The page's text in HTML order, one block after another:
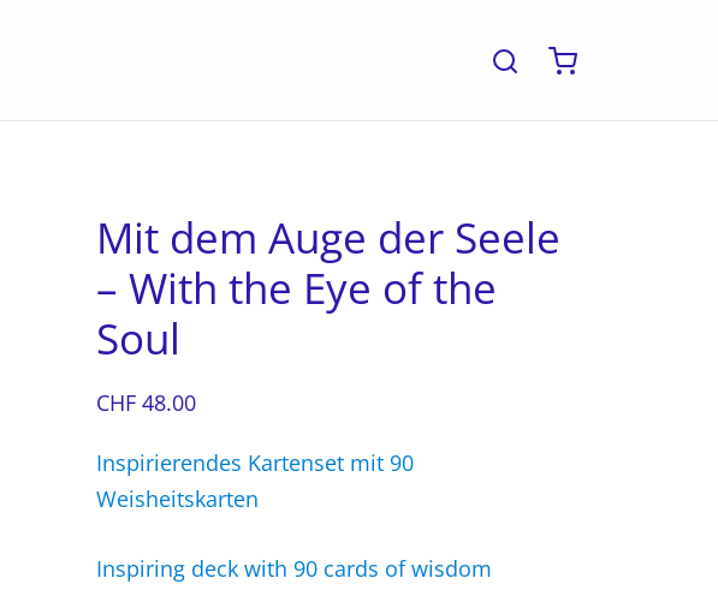
Mit dem Auge der Seele
– With the Eye of the
Soul
CHF 48.00
Inspirierendes Kartenset mit 90
Weisheitskarten
Inspiring deck with 90 cards of wisdom